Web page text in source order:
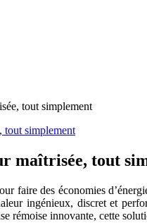
tout simplement
maîtrisée, tout
faire des économies
ingénieux, discret et
rémoise innovante, cette